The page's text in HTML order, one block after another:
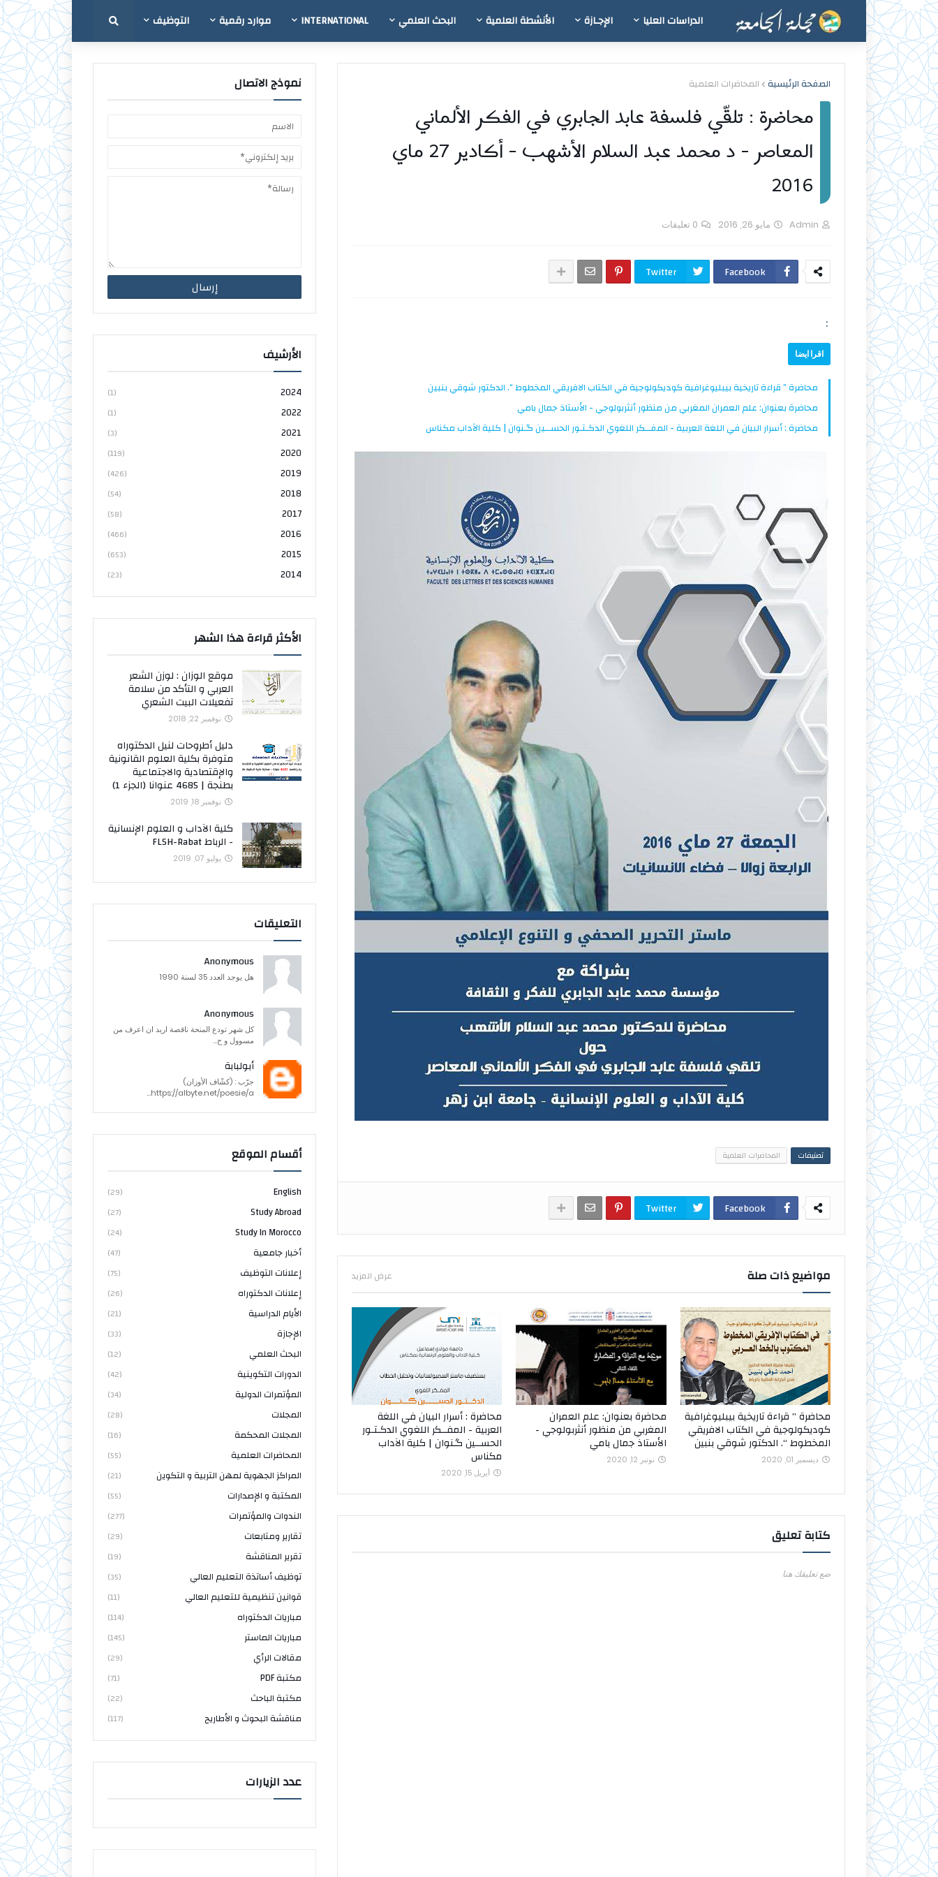
الدراسات العليا الإجـازة الأنشطة العلمية البحث العلمي INTERNATIONAL موارد رقمية التوظيف
الصفحة الرئيسية المحاضرات العلمية
محاضرة : تلقّي فلسفة عابد الجابري في الفكر الألماني
المعاصر - د محمد عبد السلام الأشهب - أكادير 27 ماي
2016
Admin مايو 26, 2016 0 تعليقات
Facebook
Twitter
:
اقرا ايضا
محاضرة ” قراءة تاريخية بيبليوغرافية كوديكولوجية في الكتاب الافريقي المخطوط “. الدكتور شوقي بنبين
محاضرة بعنوان: علم العمران المغربي من منظور أنثربولوجي - الأستاذ جمال بامي
محاضرة : أسرار البيان في اللغة العربية - المفــكر اللغوي الدكـتـور الحســين گـنوان | كلية الآداب مكناس
تصنيفات المحاضرات العلمية
Facebook
Twitter
مواضيع ذات صلة عرض المزيد
محاضرة ” قراءة تاريخية بيبليوغرافية
كوديكولوجية في الكتاب الافريقي
المخطوط “. الدكتور شوقي بنبين
ديسمبر 01, 2020
محاضرة بعنوان: علم العمران
المغربي من منظور أنثربولوجي -
الأستاذ جمال بامي
نونبر 12, 2020
محاضرة : أسرار البيان في اللغة
العربية - المفــكر اللغوي الدكـتـور
الحســين گـنوان | كلية الآداب
مكناس
أبريل 15, 2020
كتابة تعليق
ضع تعليقك هنا
نموذج الاتصال
الأرشيف
2024
(1)
2022
(1)
2021
(3)
2020
(119)
2019
(426)
2018
(54)
2017
(58)
2016
(466)
2015
(653)
2014
(23)
الأكثر قراءة هذا الشهر
موقع الوزان : لوزن الشعر
العربي و التأكد من سلامة
تفعيلات البيت الشعري
نوفمبر 22, 2018
دليل أطروحات لنيل الدكتوراه
متوفرة بكلية العلوم القانونية
والإقتصادية والاجتماعية
بطنجة | 4685 عنوانا (الجزء 1)
نوفمبر 18, 2019
كلية الآداب و العلوم الإنسانية
- الرباط FLSH-Rabat
يوليو 07, 2019
التعليقات
Anonymous
هل يوجد العدد 35 لسنة 1990
Anonymous
كل شهر تودع المنحة ناقصة اريد ان اعرف من
مسوول و ح...
أبولبابة
جرّب : (كشّاف الأوزان)
https://albyte.net/poesie/a...
أقسام الموقع
English
(29)
Study Abroad
(27)
Study In Morocco
(24)
أخبار جامعية (47)
إعلانات التوظيف (75)
إعلانات الدكتوراه (26)
الأيام الدراسية (21)
الإجازة (33)
البحث العلمي (12)
الدورات التكوينية (42)
المؤتمرات الدولية (34)
المجلات (28)
المجلات المحكمة (16)
المحاضرات العلمية (55)
المراكز الجهوية لمهن التربية و التكوين (21)
المكتبة و الإصدارات (55)
الندوات والمؤتمرات (277)
تقارير ومتابعات (29)
تقرير المناقشة (19)
توظيف أساتذة التعليم العالي (35)
قوانين تنظيمية للتعليم العالي (11)
مباريات الدكتوراه (114)
مباريات الماستر (145)
مقالات الرأي (29)
مكتبة PDF (71)
مكتبة الباحث (22)
مناقشة البحوث و الأطاريح (117)
عدد الزيارات